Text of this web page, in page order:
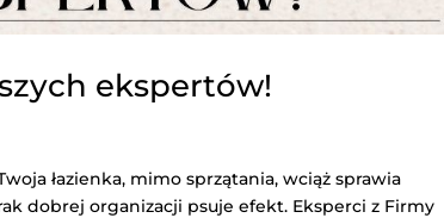
ekspertów!
łazienka, mimo sprzątania, wciąż sprawia
dobrej organizacji psuje efekt. Eksperci z Firmy